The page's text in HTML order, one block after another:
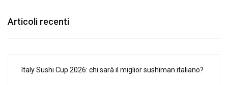
Articoli recenti
Italy Sushi Cup 2026: chi sarà il miglior sushiman italiano?